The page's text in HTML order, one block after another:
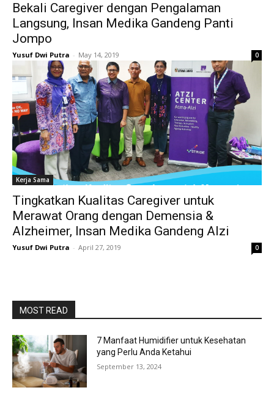
Bekali Caregiver dengan Pengalaman
Langsung, Insan Medika Gandeng Panti
Jompo
Yusuf Dwi Putra - May 14, 2019 0
Kerja Sama
Tingkatkan Kualitas Caregiver untuk
Merawat Orang dengan Demensia &
Alzheimer, Insan Medika Gandeng Alzi
Yusuf Dwi Putra - April 27, 2019 0
MOST READ
7 Manfaat Humidifier untuk Kesehatan
yang Perlu Anda Ketahui
September 13, 2024